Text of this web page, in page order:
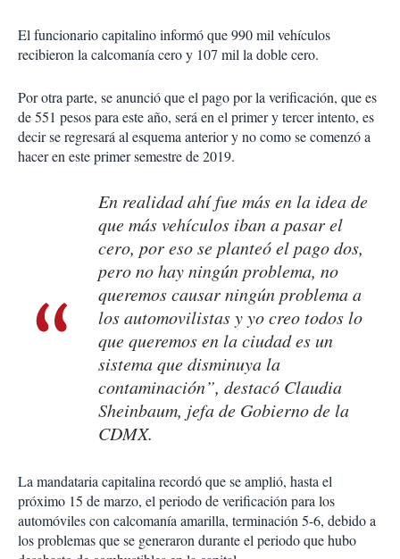
El funcionario capitalino informó que 990 mil vehículos
recibieron la calcomanía cero y 107 mil la doble cero.
Por otra parte, se anunció que el pago por la verificación, que es
de 551 pesos para este año, será en el primer y tercer intento, es
decir se regresará al esquema anterior y no como se comenzó a
hacer en este primer semestre de 2019.
En realidad ahí fue más en la idea de
que más vehículos iban a pasar el
cero, por eso se planteó el pago dos,
pero no hay ningún problema, no
queremos causar ningún problema a
los automovilistas y yo creo todos lo
que queremos en la ciudad es un
sistema que disminuya la
contaminación”, destacó Claudia
Sheinbaum, jefa de Gobierno de la
CDMX.
La mandataria capitalina recordó que se amplió, hasta el
próximo 15 de marzo, el periodo de verificación para los
automóviles con calcomanía amarilla, terminación 5-6, debido a
los problemas que se generaron durante el periodo que hubo